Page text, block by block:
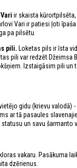
ir skaista
Vari ir patiesi ļoti
pa pilsētu.
pili. Loketas pils ir īsta
pili var redzēt
Izstaigāsim pili
gidu (krievu valodā)
ar tā pasaules
un savu šarmanto
vakaru. Pasākuma
dzērienus.